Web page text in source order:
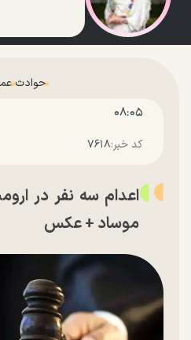
حوادث
۰۸:۰۵
کد خبر:۷۶۱۸
اعدام سه نفر در
موساد + عکس